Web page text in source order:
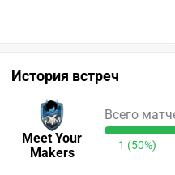
История встреч
Meet Your
Makers
Всего
1 (50%)